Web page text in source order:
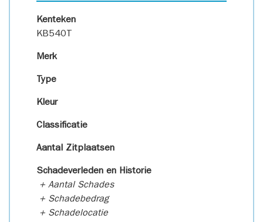
Kenteken
KB540T
Merk
Type
Kleur
Classificatie
Aantal Zitplaatsen
Schadeverleden en Historie
+ Aantal Schades
+ Schadebedrag
+ Schadelocatie